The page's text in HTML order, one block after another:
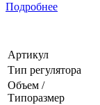
Подробнее
Артикул
Тип регулятора
Объем /
Типоразмер